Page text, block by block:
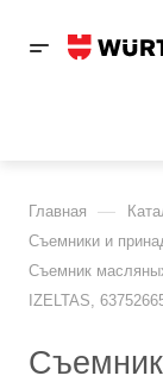
Главная —
Съемники и
Съемник
IZELTAS,